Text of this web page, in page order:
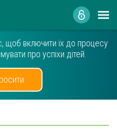
щоб включити їх до процесу
про успіхи дітей.